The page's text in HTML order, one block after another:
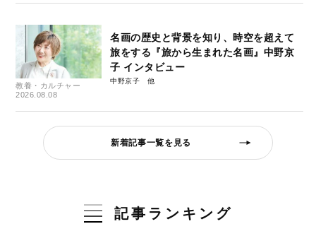
教養・カルチャー
2026.08.08
名画の歴史と背景を知り、時空を超えて
旅をする『旅から生まれた名画』中野京
子 インタビュー
中野京子
新着記事一覧を見る
記事ランキング